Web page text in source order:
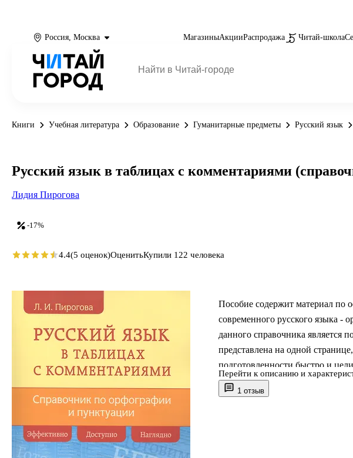
Россия, Москва МагазиныАкцииРаспродажа Читай-школа
Книги Учебная литература Образование Гуманитарные предметы Русский язык
1 отзыв
Пособие содержит материал по
современного русского языка -
данного справочника является
представлена на одной
подготовленности быстро и
необходимых объяснений и
запоминания и применения
Перейти к описанию и
-17%
Русский язык в таблицах с комментариями
Лидия Пирогова
4.4(5 оценок)ОценитьКупили 122 человека